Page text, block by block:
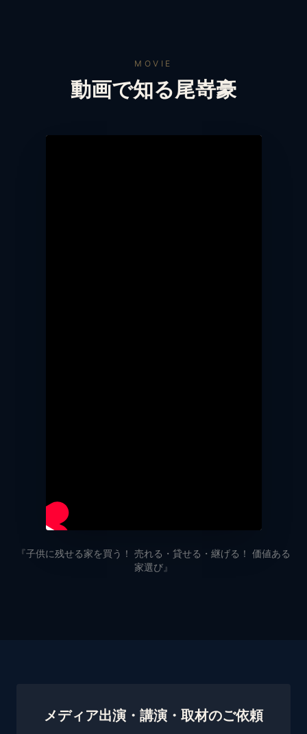
MOVIE
動画で知る尾嵜豪
『子供に残せる家を買う！ 売れる・貸せる・継げる！ 価値ある
家選び』
メディア出演・講演・取材のご依頼